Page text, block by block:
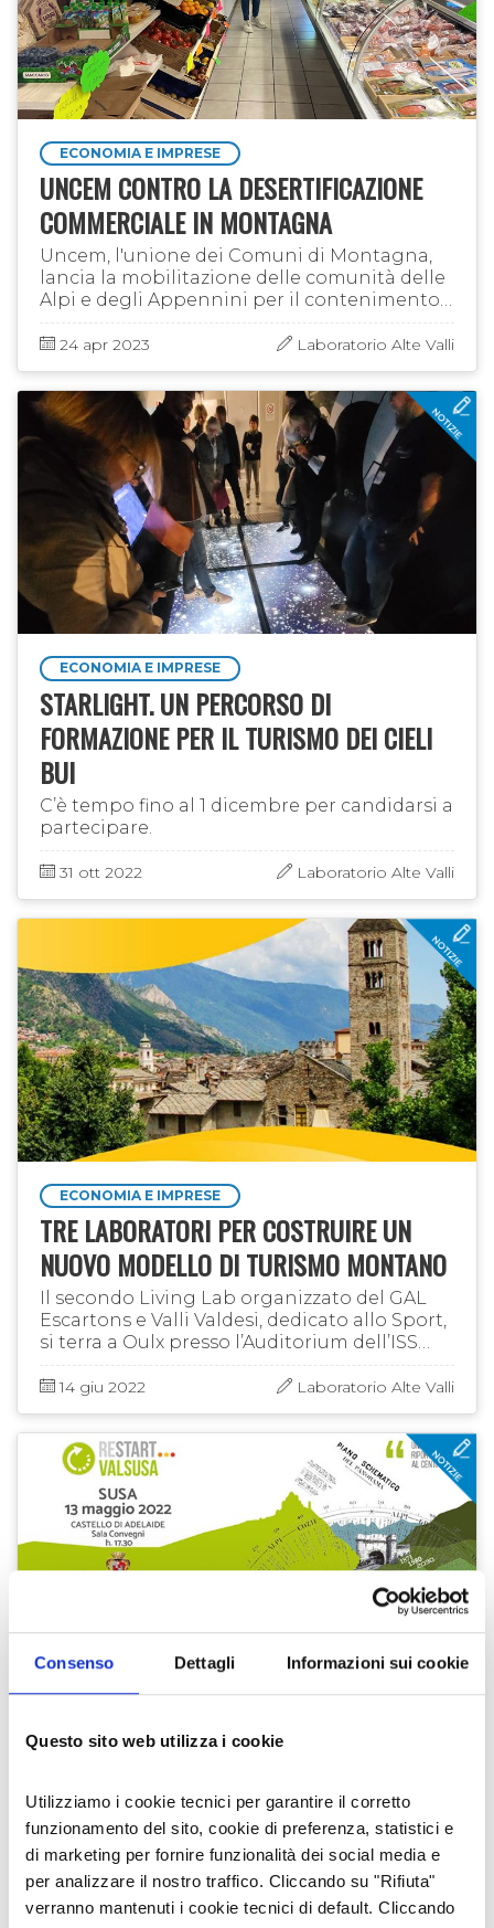
Consenso Dettagli Informazioni sui cookie
Questo sito web utilizza i cookie
Utilizziamo i cookie tecnici per garantire il corretto
funzionamento del sito, cookie di preferenza, statistici e
di marketing per fornire funzionalità dei social media e
per analizzare il nostro traffico. Cliccando su "Rifiuta"
verranno mantenuti i cookie tecnici di default. Cliccando
ECONOMIA E IMPRESE
UNCEM CONTRO LA DESERTIFICAZIONE
COMMERCIALE IN MONTAGNA
Uncem, l'unione dei Comuni di Montagna,
lancia la mobilitazione delle comunità delle
Alpi e degli Appennini per il contenimento
della desertificazione commerciale in
montagna. Duecento Comuni in …
24 apr 2023 Laboratorio Alte Valli
ECONOMIA E IMPRESE
STARLIGHT. UN PERCORSO DI
FORMAZIONE PER IL TURISMO DEI CIELI
BUI
C’è tempo fino al 1 dicembre per candidarsi a
partecipare.
31 ott 2022 Laboratorio Alte Valli
ECONOMIA E IMPRESE
TRE LABORATORI PER COSTRUIRE UN
NUOVO MODELLO DI TURISMO MONTANO
Il secondo Living Lab organizzato del GAL
Escartons e Valli Valdesi, dedicato allo Sport,
si terra a Oulx presso l’Auditorium dell’ISS
“Des Ambrois” il 21 giugno dalle 10 alle 16
14 giu 2022 Laboratorio Alte Valli
NASCE RESTART VALSUSA, INCUBATORE
A dare il via al progetto un convegno che
coinvolge i principali stakeholders locali
per lo sviluppo di un territorio a cavallo tra
montagna e città
11 mag 2022 Enzo Gioberto